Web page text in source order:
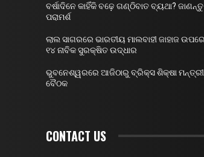
ବର୍ଷାଦିନେ କାହିଁକି ବଢ଼େ ଗଣ୍ଠିବାତ ବ୍ୟଥା?
ପରାମର୍ଶ
ଲାଲ ସାଗରରେ ଭାରତୀୟ ମାଲବାହୀ ଜାହାଜ
୧୪ ନାବିକ ସୁରକ୍ଷିତ ଉଦ୍ଧାର
ଭୁବନେଶ୍ୱରରେ ଆଜିଠାରୁ ବ୍ରିକ୍ସ ଶିକ୍ଷା
ବୈଠକ
CONTACT US